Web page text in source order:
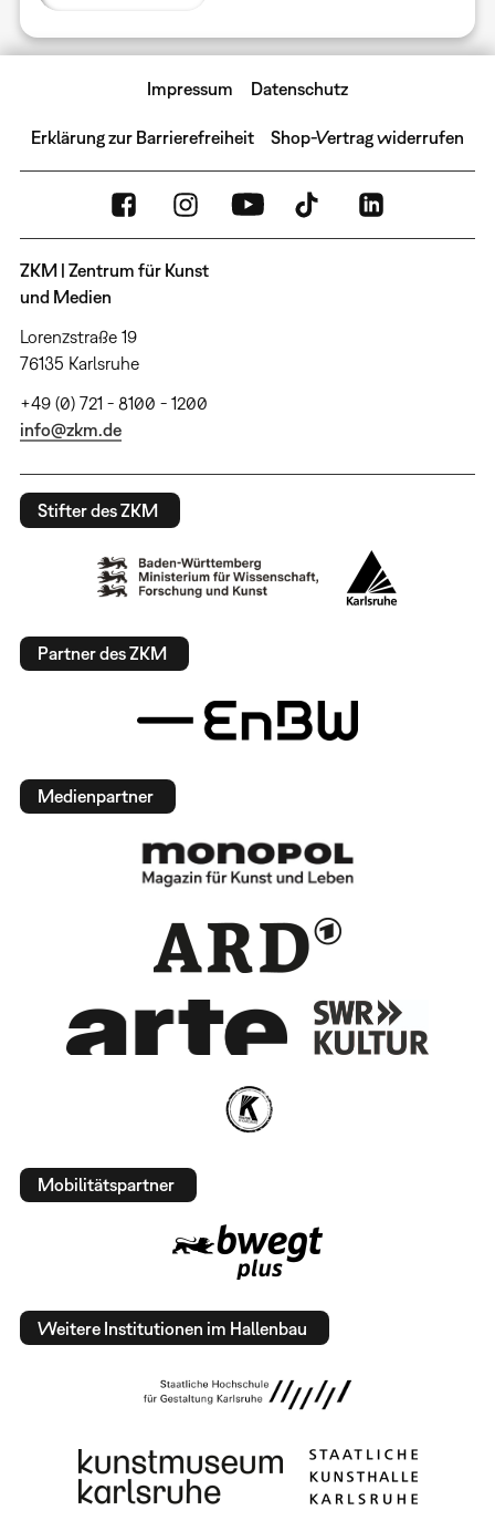
Impressum Datenschutz
Erklärung zur Barrierefreiheit Shop-Vertrag widerrufen
ZKM | Zentrum für Kunst
und Medien
Lorenzstraße 19
76135 Karlsruhe
+49 (0) 721 - 8100 - 1200
info@zkm.de
Stifter des ZKM
Partner des ZKM
Medienpartner
Mobilitätspartner
Weitere Institutionen im Hallenbau